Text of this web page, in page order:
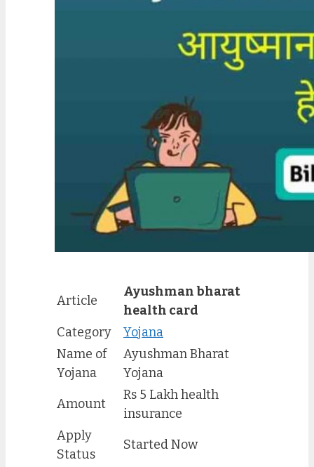
Article
Ayushman bharat
health card
Category
Yojana
Name of
Yojana
Ayushman Bharat
Yojana
Amount
Rs 5 Lakh health
insurance
Apply
Status
Started Now